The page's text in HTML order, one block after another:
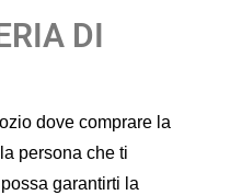
DI
dove comprare la
persona che ti
garantirti la